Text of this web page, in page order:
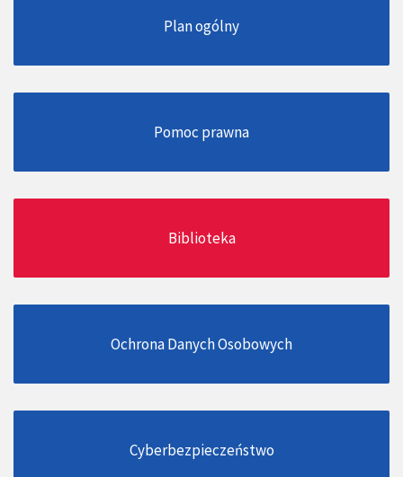
Plan ogólny
Pomoc prawna
Biblioteka
Ochrona Danych Osobowych
Cyberbezpieczeństwo